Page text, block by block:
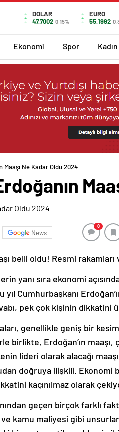
DOLAR
47,7002 0.15%
EURO
55,1992
Ekonomi Spor Kadın
Maaşı Ne Kadar Oldu 2024
News
0
belli oldu! Resmi rakamları
yanı sıra ekonomi
Cumhurbaşkanı
pek çok kişinin dikkatini
genellikle geniş bir
birlikte, Erdoğan’ın
líderi olarak alacağı
doğruya ilişkili. Ekonomi
kaçınılmaz olarak
geçen birçok farklı
kamu maliyesi gibi unsurlar,